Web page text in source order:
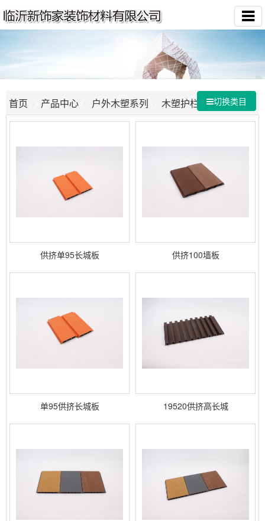
首页 产品中心 户外木塑系列 木塑护栏 切换类目
供挤单95长城板 供挤100墙板
单95供挤长城板 19520供挤高长城